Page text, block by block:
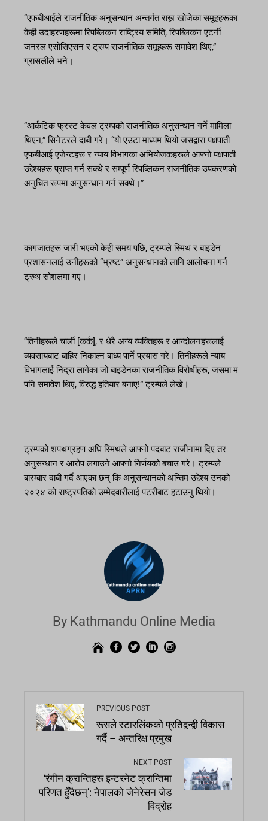
“एफबीआईले राजनीतिक अनुसन्धान अन्तर्गत राख्न खोजेका समूहहरूका
केही उदाहरणहरूमा रिपब्लिकन राष्ट्रिय समिति, रिपब्लिकन एटर्नी
जनरल एसोसिएसन र ट्रम्प राजनीतिक समूहहरू समावेश थिए,”
ग्रासलीले भने।
“आर्कटिक फ्रस्ट केवल ट्रम्पको राजनीतिक अनुसन्धान गर्ने मामिला
थिएन,” सिनेटरले दाबी गरे। “यो एउटा माध्यम थियो जसद्वारा पक्षपाती
एफबीआई एजेन्टहरू र न्याय विभागका अभियोजकहरूले आफ्नो पक्षपाती
उद्देश्यहरू प्राप्त गर्न सक्थे र सम्पूर्ण रिपब्लिकन राजनीतिक उपकरणको
अनुचित रूपमा अनुसन्धान गर्न सक्थे।”
कागजातहरू जारी भएको केही समय पछि, ट्रम्पले स्मिथ र बाइडेन
प्रशासनलाई उनीहरूको “भ्रष्ट” अनुसन्धानको लागि आलोचना गर्न
ट्रुथ सोशलमा गए।
“तिनीहरूले चार्ली [कर्क], र धेरै अन्य व्यक्तिहरू र आन्दोलनहरूलाई
व्यवसायबाट बाहिर निकाल्न बाध्य पार्ने प्रयास गरे। तिनीहरूले न्याय
विभागलाई निद्रा लागेका जो बाइडेनका राजनीतिक विरोधीहरू, जसमा म
पनि समावेश थिए, विरुद्ध हतियार बनाए!” ट्रम्पले लेखे।
ट्रम्पको शपथग्रहण अघि स्मिथले आफ्नो पदबाट राजीनामा दिए तर
अनुसन्धान र आरोप लगाउने आफ्नो निर्णयको बचाउ गरे। ट्रम्पले
बारम्बार दाबी गर्दै आएका छन् कि अनुसन्धानको अन्तिम उद्देश्य उनको
२०२४ को राष्ट्रपतिको उम्मेदवारीलाई पटरीबाट हटाउनु थियो।
By Kathmandu Online Media
PREVIOUS POST
रूसले स्टारलिंकको प्रतिद्वन्द्वी विकास
गर्दै – अन्तरिक्ष प्रमुख
NEXT POST
‘रंगीन क्रान्तिहरू इन्टरनेट क्रान्तिमा
परिणत हुँदैछन्’: नेपालको जेनेरेसन जेड
विद्रोह